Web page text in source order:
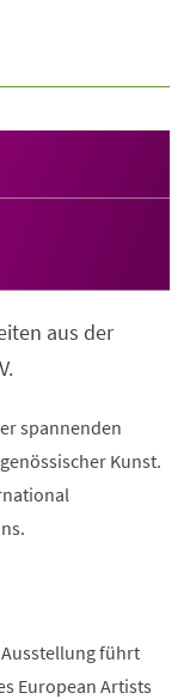
aus der
spannenden
Kunst.
führt
European Artists